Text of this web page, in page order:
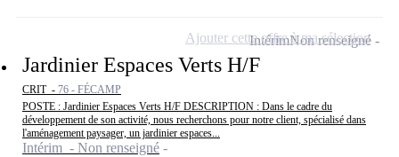
Jardinier Espaces Verts H/F
CRIT - 76 - FÉCAMP
POSTE : Jardinier Espaces Verts H/F DESCRIPTION : Dans le cadre du
développement de son activité, nous recherchons pour notre client, spécialisé dans
l'aménagement paysager, un jardinier espaces...
Intérim - Non renseigné
IntérimNon renseigné
Ajouter cette offre à ma sélection